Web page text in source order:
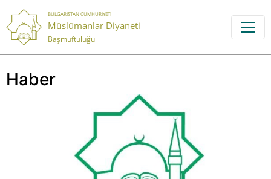
BULGARISTAN CUMHURIYETI
Müslümanlar Diyaneti
Başmüftülüğü
Haber